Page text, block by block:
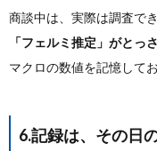
商談中は、実際は調査で
「フェルミ推定」がとっ
マクロの数値を記憶して
6.記録は、その日